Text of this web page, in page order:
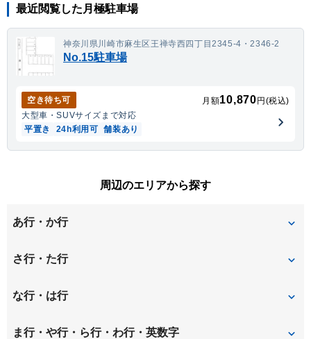
最近閲覧した月極駐車場
神奈川県川崎市麻生区王禅寺西四丁目2345-4・2346-2
No.15駐車場
空き待ち可 月額10,870 円(税込)
大型車・SUVサイズまで対応
平置き
24h利用可 舗装あり
周辺のエリアから探す
あ行・か行
美しが丘西
王禅寺西
さ行・た行
潮見台
すすき野 高石
な行・は行
虹ケ丘 白山
ま行・や行・ら行・わ行・英数字